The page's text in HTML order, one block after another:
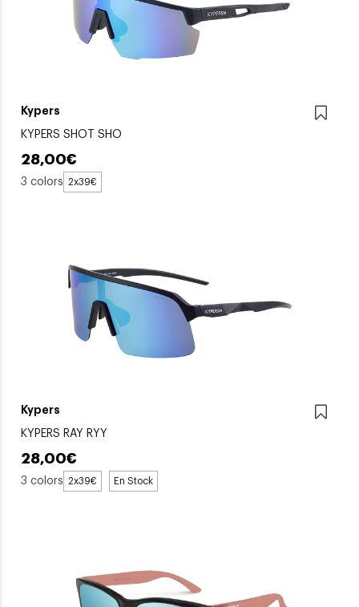
Kypers
KYPERS SHOT SHO
28,00€
3 colors 2x39€
Kypers
KYPERS RAY RYY
28,00€
3 colors 2x39€ En Stock